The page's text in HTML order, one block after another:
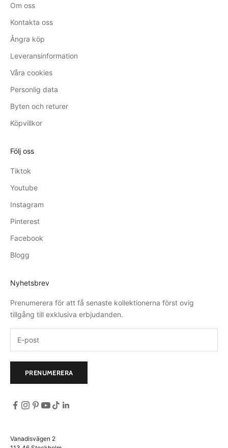
Om oss
Kontakta oss
Ångra köp
Leveransinformation
Våra cookies
Personlig data
Byten och returer
Köpvillkor
Följ oss
Tiktok
Youtube
Instagram
Pinterest
Facebook
Blogg
Nyhetsbrev
Prenumerera för att få senaste kollektionerna först ovig
tillgång till exklusiva erbjudanden.
PRENUMERERA
Vanadisvägen 2